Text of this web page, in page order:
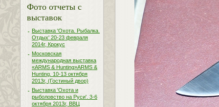
Фото отчеты с
выставок
Выставка 'Охота. Рыбалка.
Отдых' 20-23 февраля
2014г, Крокус
Московская
международная выставка
«ARMS & Hunting»ARMS &
Hunting. 10-13 октября
2013г, (Гостиный двор)
Выставка 'Охота и
рыболовство на Руси'. 3-6
октября 2013г, ВВЦ